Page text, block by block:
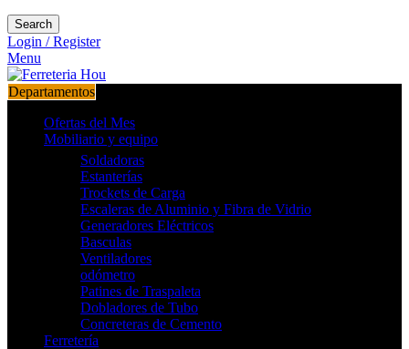
Search
Login / Register
Menu
Departamentos
Ofertas del Mes
Mobiliario y equipo
Soldadoras
Estanterías
Trockets de Carga
Escaleras de Aluminio y Fibra de Vidrio
Generadores Eléctricos
Basculas
Ventiladores
odómetro
Patines de Traspaleta
Dobladores de Tubo
Concreteras de Cemento
Ferretería